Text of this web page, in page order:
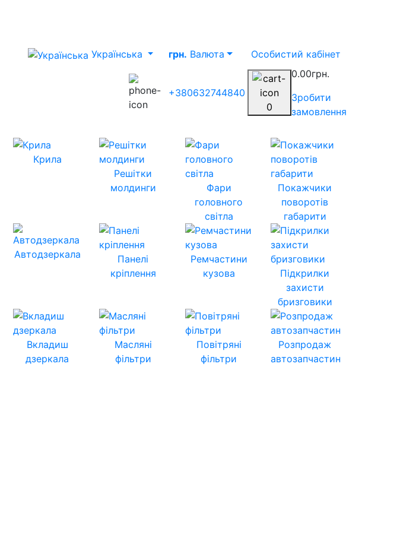
Українська грн. Валюта Особистий кабінет
+380632744840
0
0.00грн.
Зробити
замовлення
Крила
Решітки
молдинги
Фари
головного
світла
Покажчики
поворотів
габарити
Автодзеркала
Панелі
кріплення
Ремчастини
кузова
Підкрилки
захисти
бризговики
Вкладиш
дзеркала
Масляні
фільтри
Повітряні
фільтри
Розпродаж
автозапчастин